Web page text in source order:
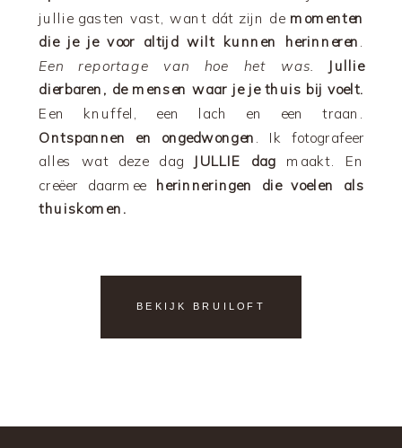
jullie gasten vast, want dát zijn de momenten
die je je voor altijd wilt kunnen herinneren .
Een reportage van hoe het was.
Jullie
dierbaren, de mensen waar je je thuis bij voelt.
Een knuffel, een lach en een traan.
Ontspannen en ongedwongen . Ik fotografeer
alles wat deze dag JULLIE dag maakt. En
creëer daarmee herinneringen die voelen als
thuiskomen.
BEKIJK BRUILOFT